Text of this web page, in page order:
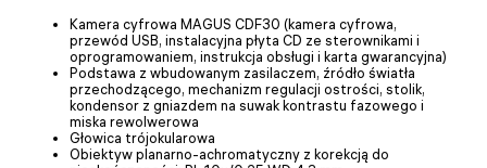
Kamera cyfrowa MAGUS CDF30 (kamera cyfrowa,
przewód USB, instalacyjna płyta CD ze sterownikami i
oprogramowaniem, instrukcja obsługi i karta gwarancyjna)
Podstawa z wbudowanym zasilaczem, źródło światła
przechodzącego, mechanizm regulacji ostrości, stolik,
kondensor z gniazdem na suwak kontrastu fazowego i
miska rewolwerowa
Głowica trójokularowa
Obiektyw planarno-achromatyczny z korekcją do